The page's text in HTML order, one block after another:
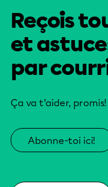
Reçois
et
par
Ça va t’aider, promis!
Abonne-toi ici!